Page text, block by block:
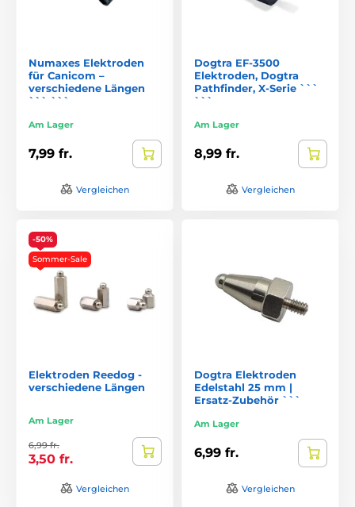
Numaxes Elektroden
für Canicom –
verschiedene Längen
``` ```
Am Lager
7,99 fr.
Vergleichen
Dogtra EF-3500
Elektroden, Dogtra
Pathfinder, X-Serie ```
```
Am Lager
8,99 fr.
Vergleichen
-50%
Sommer-Sale
Elektroden Reedog -
verschiedene Längen
Am Lager
6,99 fr.
3,50 fr.
Vergleichen
Dogtra Elektroden
Edelstahl 25 mm |
Ersatz-Zubehör ```
Am Lager
6,99 fr.
Vergleichen